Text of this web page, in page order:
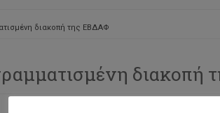
διακοπή της ΕΒΔΑΦ
διακοπή